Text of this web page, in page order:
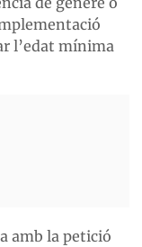
l’edat mínima
amb la petició